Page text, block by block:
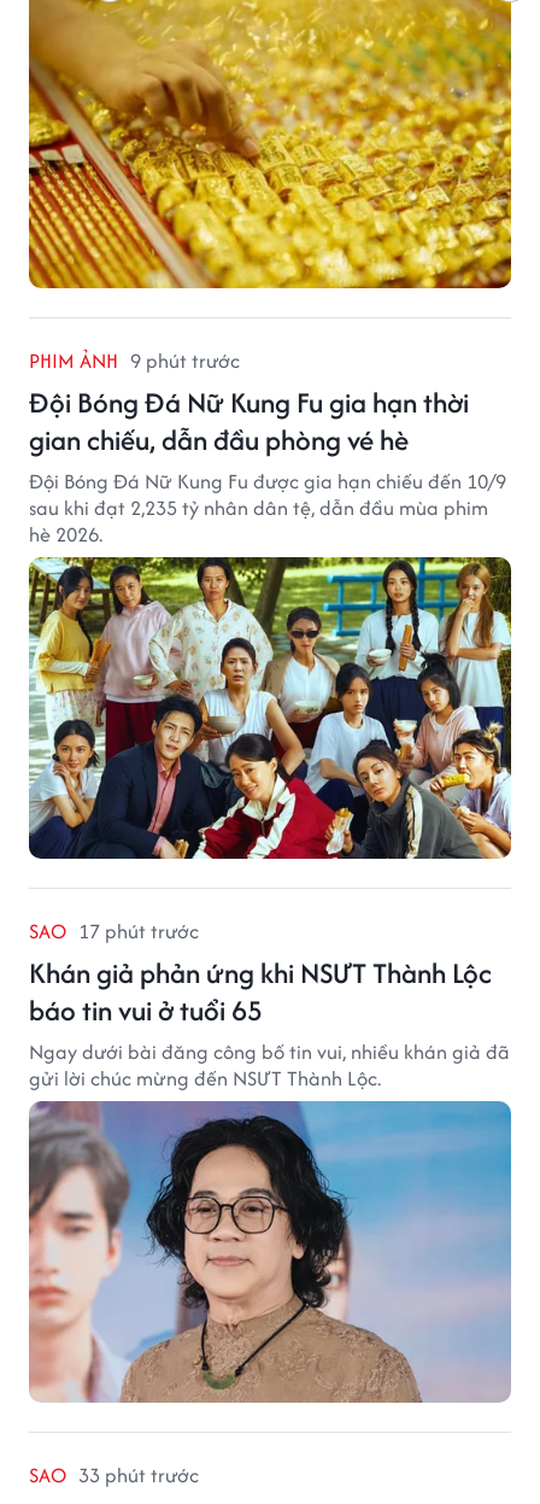
PHIM ẢNH 9 phút trước
Đội Bóng Đá Nữ Kung Fu gia hạn thời
gian chiếu, dẫn đầu phòng vé hè
Đội Bóng Đá Nữ Kung Fu được gia hạn chiếu đến 10/9
sau khi đạt 2,235 tỷ nhân dân tệ, dẫn đầu mùa phim
hè 2026.
SAO 17 phút trước
Khán giả phản ứng khi NSƯT Thành Lộc
báo tin vui ở tuổi 65
Ngay dưới bài đăng công bố tin vui, nhiều khán giả đã
gửi lời chúc mừng đến NSƯT Thành Lộc.
SAO 33 phút trước